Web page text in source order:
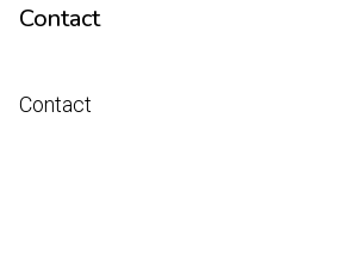
Contact
Contact